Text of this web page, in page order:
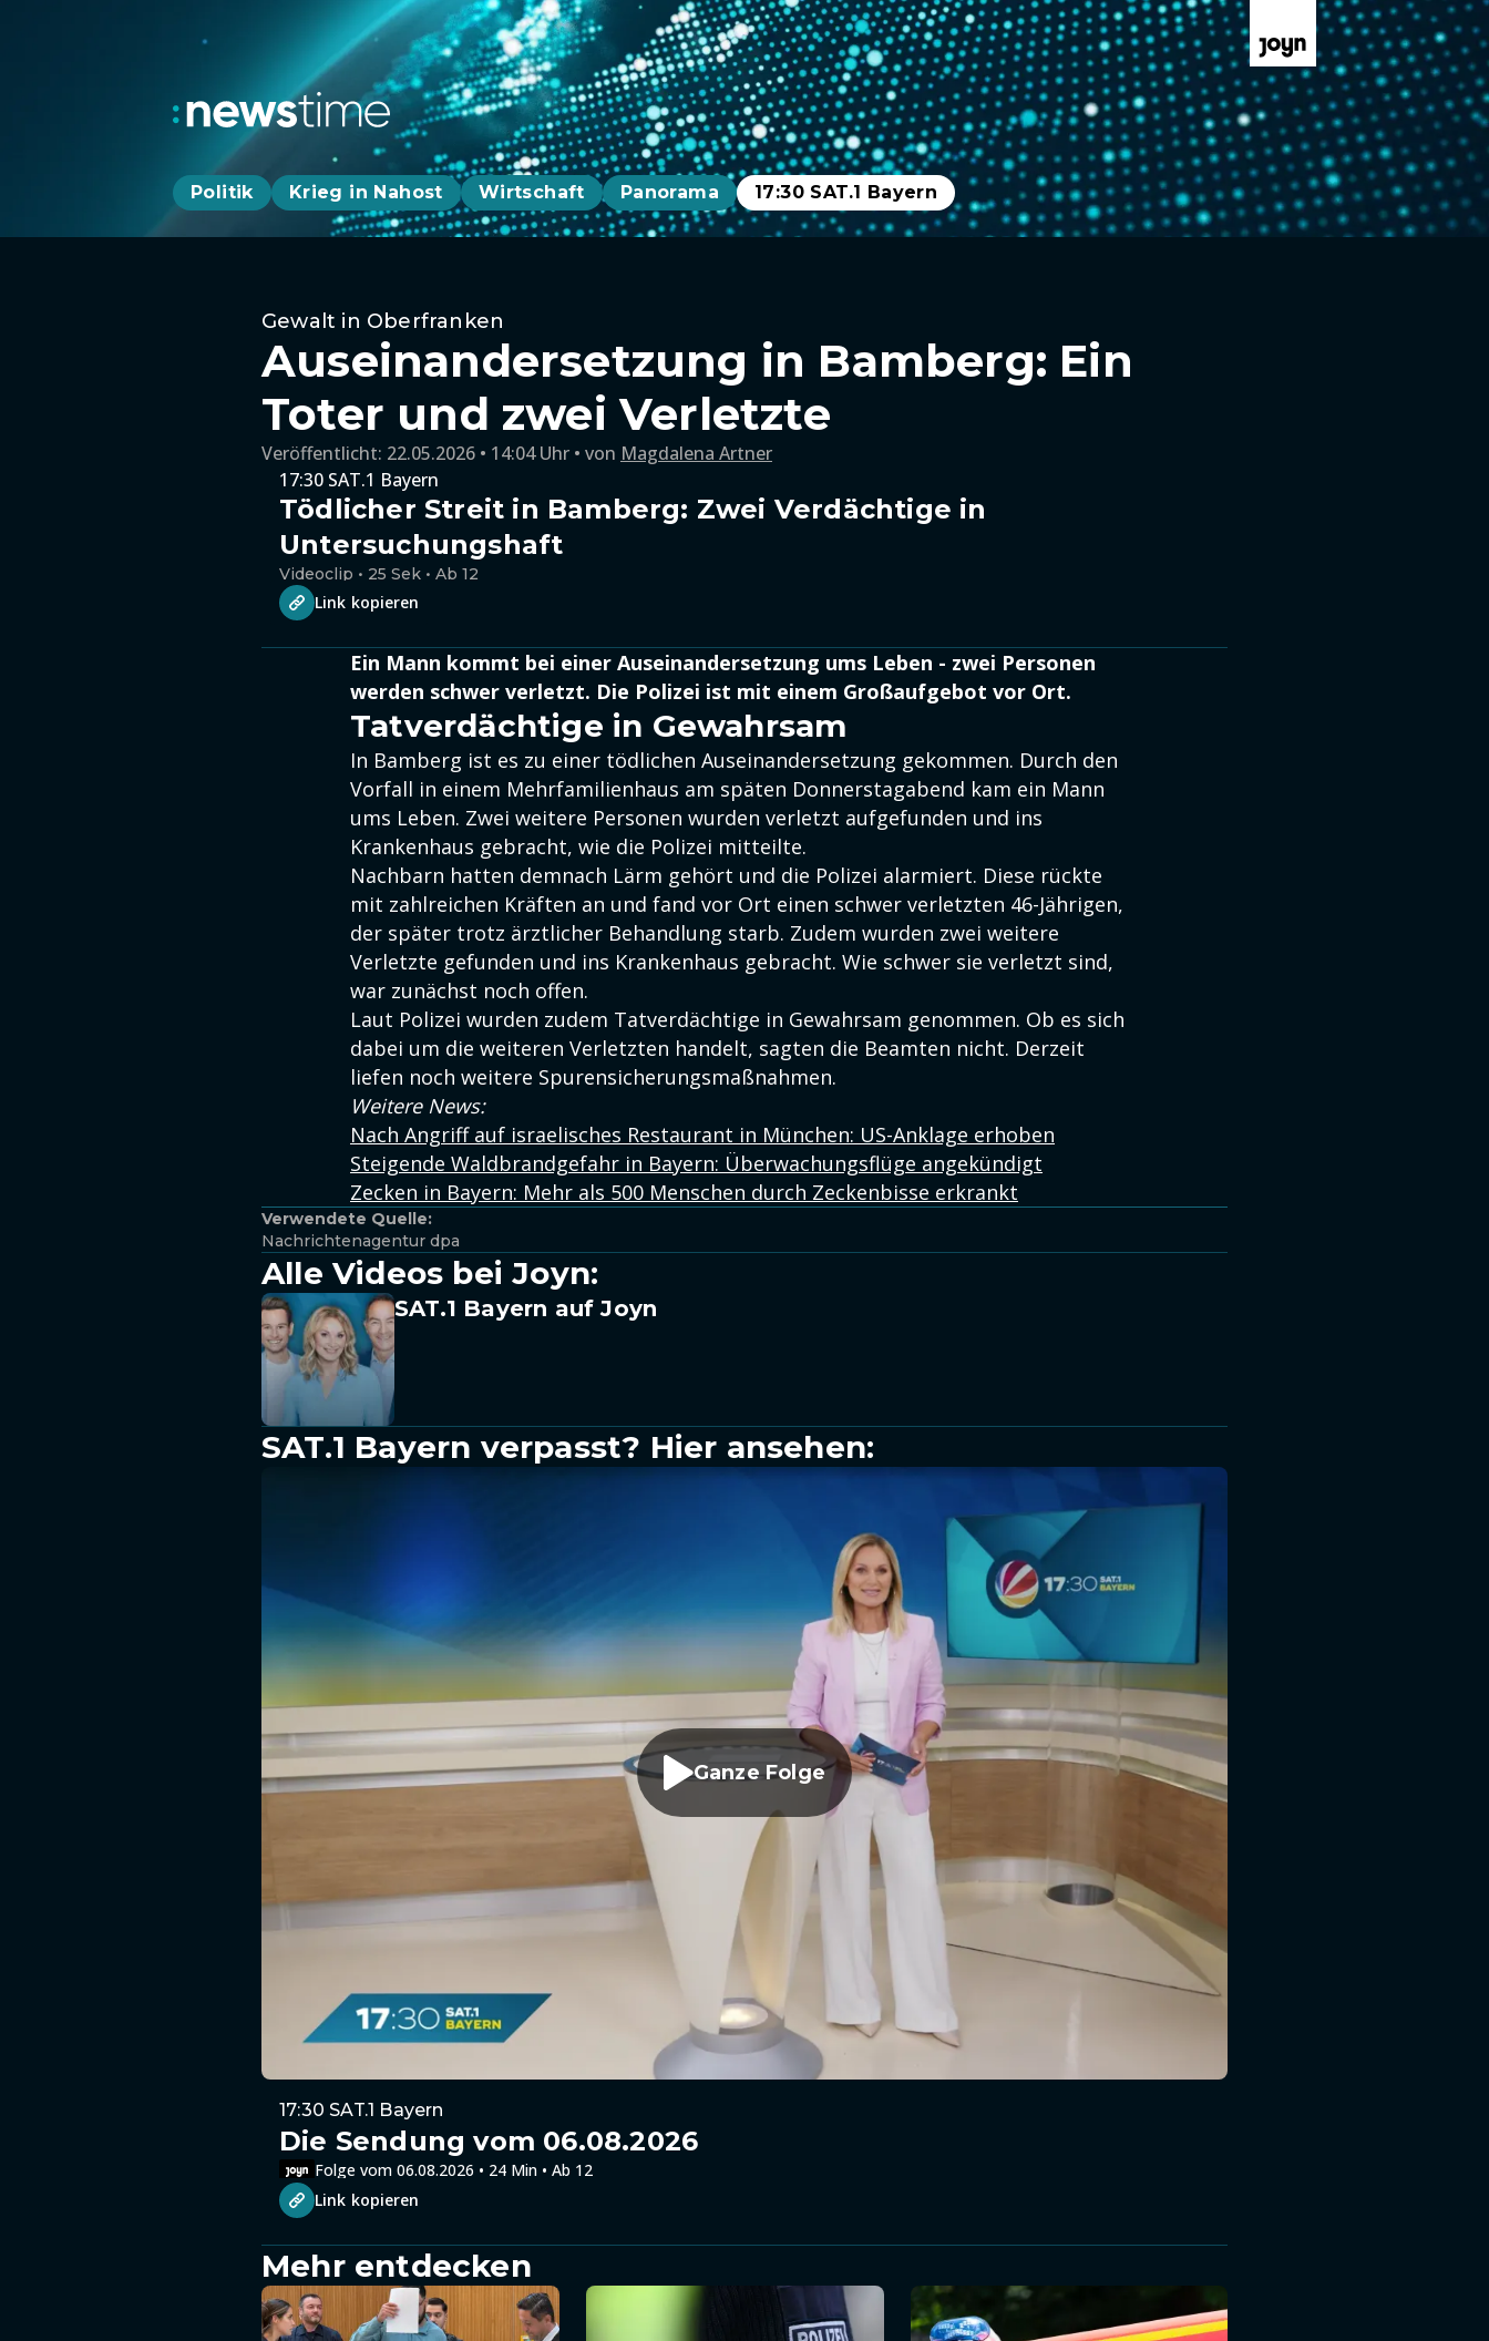
Politik Krieg in Nahost Wirtschaft Panorama 17:30 SAT.1 Bayern
Gewalt in Oberfranken
Auseinandersetzung in Bamberg: Ein
Toter und zwei Verletzte
Veröffentlicht: 22.05.2026 • 14:04 Uhr von Magdalena Artner
17:30 SAT.1 Bayern
Tödlicher Streit in Bamberg: Zwei Verdächtige in
Untersuchungshaft
Videoclip • 25 Sek • Ab 12
Link kopieren
Ein Mann kommt bei einer Auseinandersetzung ums Leben - zwei Personen
werden schwer verletzt. Die Polizei ist mit einem Großaufgebot vor Ort.
Tatverdächtige in Gewahrsam
In Bamberg ist es zu einer tödlichen Auseinandersetzung gekommen. Durch den
Vorfall in einem Mehrfamilienhaus am späten Donnerstagabend kam ein Mann
ums Leben. Zwei weitere Personen wurden verletzt aufgefunden und ins
Krankenhaus gebracht, wie die Polizei mitteilte.
Nachbarn hatten demnach Lärm gehört und die Polizei alarmiert. Diese rückte
mit zahlreichen Kräften an und fand vor Ort einen schwer verletzten 46-Jährigen,
der später trotz ärztlicher Behandlung starb. Zudem wurden zwei weitere
Verletzte gefunden und ins Krankenhaus gebracht. Wie schwer sie verletzt sind,
war zunächst noch offen.
Laut Polizei wurden zudem Tatverdächtige in Gewahrsam genommen. Ob es sich
dabei um die weiteren Verletzten handelt, sagten die Beamten nicht. Derzeit
liefen noch weitere Spurensicherungsmaßnahmen.
Weitere News:
Nach Angriff auf israelisches Restaurant in München: US-Anklage erhoben
Steigende Waldbrandgefahr in Bayern: Überwachungsflüge angekündigt
Zecken in Bayern: Mehr als 500 Menschen durch Zeckenbisse erkrankt
Verwendete Quelle:
Nachrichtenagentur dpa
Alle Videos bei Joyn:
SAT.1 Bayern auf Joyn
SAT.1 Bayern verpasst? Hier ansehen:
Ganze Folge
17:30 SAT.1 Bayern
Die Sendung vom 06.08.2026
Folge vom 06.08.2026 • 24 Min • Ab 12
Link kopieren
Mehr entdecken